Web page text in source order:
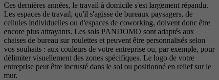
Ces dernières années, le travail à domicile s'est largement répandu.
Les espaces de travail, qu'il s'agisse de bureaux paysagers, de
cellules individuelles ou d'espaces de coworking, doivent donc être
encore plus attrayants. Les sols PANDOMO sont adaptés aux
chaises de bureau sur roulettes et peuvent être personnalisés selon
vos souhaits : aux couleurs de votre entreprise ou, par exemple, pour
délimiter visuellement des zones spécifiques. Le logo de votre
entreprise peut être incrusté dans le sol ou positionné en relief sur le
mur.